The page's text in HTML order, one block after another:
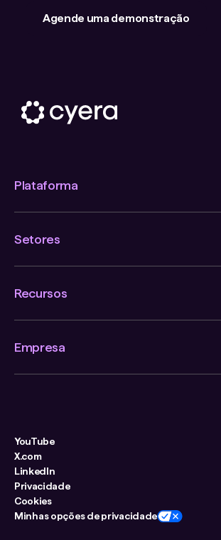
Agende uma demonstração
Plataforma
Setores
Recursos
Empresa
YouTube
X.com
LinkedIn
Privacidade
Cookies
Minhas opções de privacidade